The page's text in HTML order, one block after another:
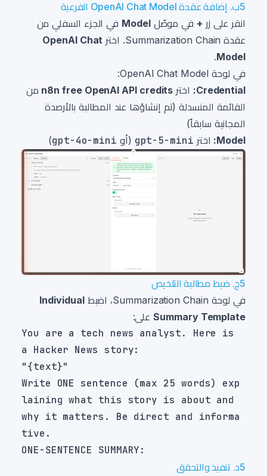
5ب. إضافة عقدة OpenAI Chat Model الفرعية
انقر على زر + في موصّلModel في الجزء السفلي من
عقدة Summarization Chain. اختر
OpenAI Chat
Model
.
في لوحة OpenAI Chat Model:
Credential:
اختر n8n free OpenAI API credits من
القائمة المنسدلة (تم إنشاؤها عند المطالبة بالأرصدة
المجانية سابقاً)
Model: اختر gpt-5-mini (أو gpt-4o-mini
)
5ج. ضبط مطالبة التلخيص
في لوحة Summarization Chain، اضبط
Individual
Summary Templateعلى:
You are a tech news analyst. Here is
Write ONE sentence (max 25 words) exp
laining what this story is about and
why it matters. Be direct and informa
5د. تنفيذ والتحقق